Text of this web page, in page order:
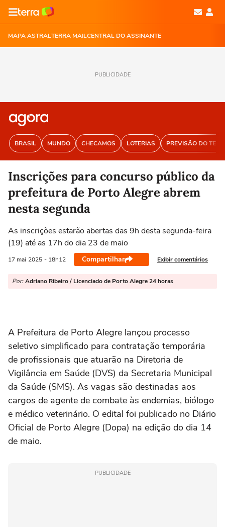
MAPA ASTRALTERRA MAILCENTRAL DO ASSINANTE
PUBLICIDADE
BRASIL MUNDO CHECAMOS LOTERIAS PREVISÃO DO
Inscrições para concurso público da
prefeitura de Porto Alegre abrem
nesta segunda
As inscrições estarão abertas das 9h desta segunda-feira
(19) até as 17h do dia 23 de maio
17 mai 2025 - 18h12 Compartilhar Exibir comentários
Por: Adriano Ribeiro / Licenciado de Porto Alegre 24 horas
A Prefeitura de Porto Alegre lançou processo
seletivo simplificado para contratação temporária
de profissionais que atuarão na Diretoria de
Vigilância em Saúde (DVS) da Secretaria Municipal
da Saúde (SMS). As vagas são destinadas aos
cargos de agente de combate às endemias, biólogo
e médico veterinário. O edital foi publicado no Diário
Oficial de Porto Alegre (Dopa) na edição do dia 14
de maio.
PUBLICIDADE